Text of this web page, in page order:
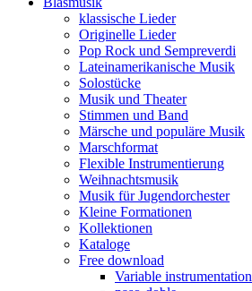
klassische Lieder
Originelle Lieder
Pop Rock und Sempreverdi
Lateinamerikanische Musik
Solostücke
Musik und Theater
Stimmen und Band
Märsche und populäre Musik
Marschformat
Flexible Instrumentierung
Weihnachtsmusik
Musik für Jugendorchester
Kleine Formationen
Kollektionen
Kataloge
Free download
Variable instrumentation